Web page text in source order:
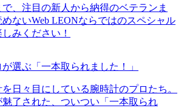
、注目の新人から納得のベテランま
ないWeb LEONならではのスペシャル
みください！
選ぶ「一本取られました！」
日々目にしている腕時計のプロたち。
了された、ついつい「一本取られ